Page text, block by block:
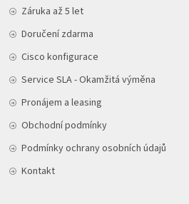
Záruka až 5 let
Doručení zdarma
Cisco konfigurace
Service SLA - Okamžitá výměna
Pronájem a leasing
Obchodní podmínky
Podmínky ochrany osobních údajů
Kontakt